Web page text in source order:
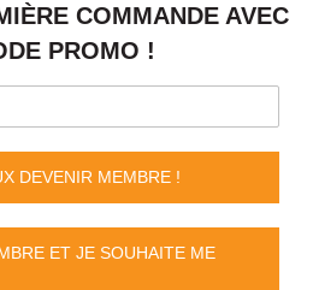
COMMANDE AVEC
PROMO !
DEVENIR MEMBRE !
ET JE SOUHAITE ME